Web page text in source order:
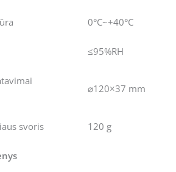
0°C~+40°C
≤95%RH
⌀120×37 mm
svoris 120 g